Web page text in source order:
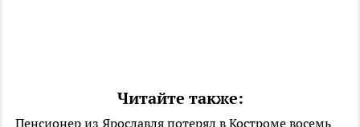
Читайте также:
Пенсионер из Ярославля потерял в Костроме восемь